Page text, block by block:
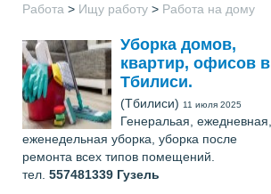
Работа > Ищу работу > Работа на дому
Уборка домов,
квартир, офисов в
Тбилиси.
(Тбилиси) 11 июля 2025
Генеральая, ежедневная,
еженедельная уборка, уборка после
ремонта всех типов помещений.
тел. 557481339 Гузель